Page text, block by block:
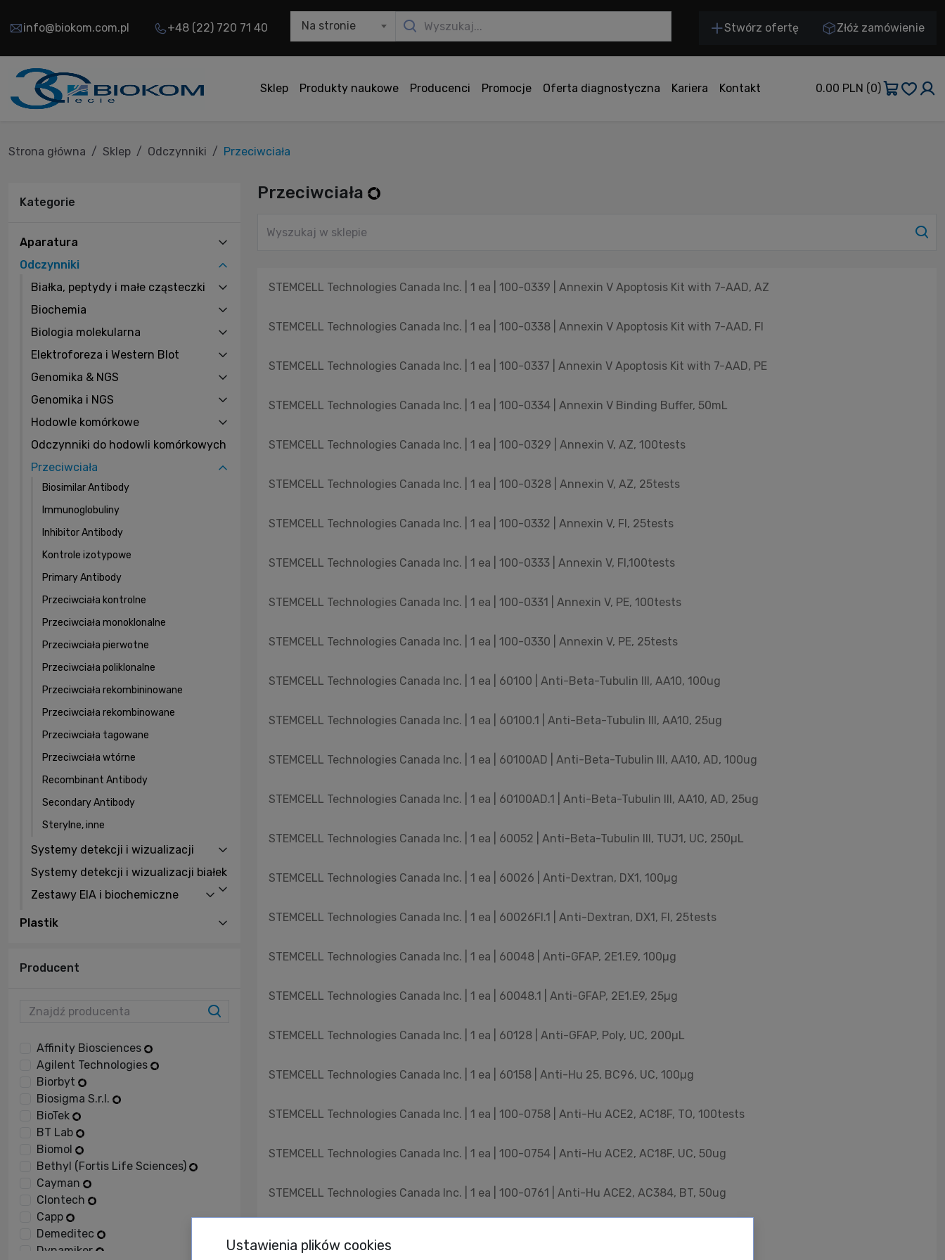
info@biokom.com.pl +48 (22) 720 71 40 Na stronie Stwórz ofertę Złóż zamówienie
Sklep Produkty naukowe Producenci Promocje Oferta diagnostyczna Kariera Kontakt 0.00 PLN (0)
Strona główna Sklep Odczynniki Przeciwciała
Kategorie
Aparatura
Odczynniki
Białka, peptydy i małe cząsteczki
Biochemia
Biologia molekularna
Elektroforeza i Western Blot
Genomika & NGS
Genomika i NGS
Hodowle komórkowe
Odczynniki do hodowli komórkowych
Przeciwciała
Biosimilar Antibody
Immunoglobuliny
Inhibitor Antibody
Kontrole izotypowe
Primary Antibody
Przeciwciała kontrolne
Przeciwciała monoklonalne
Przeciwciała pierwotne
Przeciwciała poliklonalne
Przeciwciała rekombininowane
Przeciwciała rekombinowane
Przeciwciała tagowane
Przeciwciała wtórne
Recombinant Antibody
Secondary Antibody
Sterylne, inne
Systemy detekcji i wizualizacji
Systemy detekcji i wizualizacji białek
Zestawy EIA i biochemiczne
Plastik
Producent
Affinity Biosciences
Agilent Technologies
Biorbyt
Biosigma S.r.l.
BioTek
BT Lab
Biomol
Bethyl (Fortis Life Sciences)
Cayman
Clontech
Capp
Demeditec
Dynamiker
Przeciwciała
STEMCELL Technologies Canada Inc. | 1 ea | 100-0339 | Annexin V Apoptosis Kit with 7-AAD, AZ
STEMCELL Technologies Canada Inc. | 1 ea | 100-0338 | Annexin V Apoptosis Kit with 7-AAD, FI
STEMCELL Technologies Canada Inc. | 1 ea | 100-0337 | Annexin V Apoptosis Kit with 7-AAD, PE
STEMCELL Technologies Canada Inc. | 1 ea | 100-0334 | Annexin V Binding Buffer, 50mL
STEMCELL Technologies Canada Inc. | 1 ea | 100-0329 | Annexin V, AZ, 100tests
STEMCELL Technologies Canada Inc. | 1 ea | 100-0328 | Annexin V, AZ, 25tests
STEMCELL Technologies Canada Inc. | 1 ea | 100-0332 | Annexin V, FI, 25tests
STEMCELL Technologies Canada Inc. | 1 ea | 100-0333 | Annexin V, FI,100tests
STEMCELL Technologies Canada Inc. | 1 ea | 100-0331 | Annexin V, PE, 100tests
STEMCELL Technologies Canada Inc. | 1 ea | 100-0330 | Annexin V, PE, 25tests
STEMCELL Technologies Canada Inc. | 1 ea | 60100 | Anti-Beta-Tubulin III, AA10, 100ug
STEMCELL Technologies Canada Inc. | 1 ea | 60100.1 | Anti-Beta-Tubulin III, AA10, 25ug
STEMCELL Technologies Canada Inc. | 1 ea | 60100AD | Anti-Beta-Tubulin III, AA10, AD, 100ug
STEMCELL Technologies Canada Inc. | 1 ea | 60100AD.1 | Anti-Beta-Tubulin III, AA10, AD, 25ug
STEMCELL Technologies Canada Inc. | 1 ea | 60052 | Anti-Beta-Tubulin III, TUJ1, UC, 250µL
STEMCELL Technologies Canada Inc. | 1 ea | 60026 | Anti-Dextran, DX1, 100µg
STEMCELL Technologies Canada Inc. | 1 ea | 60026FI.1 | Anti-Dextran, DX1, FI, 25tests
STEMCELL Technologies Canada Inc. | 1 ea | 60048 | Anti-GFAP, 2E1.E9, 100µg
STEMCELL Technologies Canada Inc. | 1 ea | 60048.1 | Anti-GFAP, 2E1.E9, 25µg
STEMCELL Technologies Canada Inc. | 1 ea | 60128 | Anti-GFAP, Poly, UC, 200µL
STEMCELL Technologies Canada Inc. | 1 ea | 60158 | Anti-Hu 25, BC96, UC, 100µg
STEMCELL Technologies Canada Inc. | 1 ea | 100-0758 | Anti-Hu ACE2, AC18F, TO, 100tests
STEMCELL Technologies Canada Inc. | 1 ea | 100-0754 | Anti-Hu ACE2, AC18F, UC, 50ug
STEMCELL Technologies Canada Inc. | 1 ea | 100-0761 | Anti-Hu ACE2, AC384, BT, 50ug
Ustawienia plików cookies